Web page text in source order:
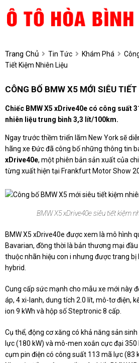
Trang Chủ Tin Tức Khám Phá
Tiết Kiệm Nhiên Liệu
CÔNG BỐ BMW X5 MỚI SIÊU
Chiếc BMW X5 xDrive40e có công suất
nhiên liệu trung bình 3,3 lít/100km.
Ngay trước thềm triển lãm New York sẽ
hãng xe Đức đã công bố những thông tin
xDrive40e, một phiên bản sản xuất của
từng xuất hiện tại Frankfurt Motor Show
BMW X5 xDrive40e siêu tiết kiệm
BMW X5 xDrive40e được xem là mô hình
Bavarian, đồng thời là bản thương mại
thuộc nhãn hiệu con i nhưng được trang bị
hybrid.
Cung cấp sức mạnh cho mẫu xe mới này
áp, 4 xi-lanh, dung tích 2.0 lít, mô-tơ điện,
ion 9 kWh và hộp số Steptronic 8 cấp.
Cụ thể, động cơ xăng có khả năng sản
lực (180 kW) và mô-men xoắn cực đại
cụm pin điện có công suất 113 mã lực (83